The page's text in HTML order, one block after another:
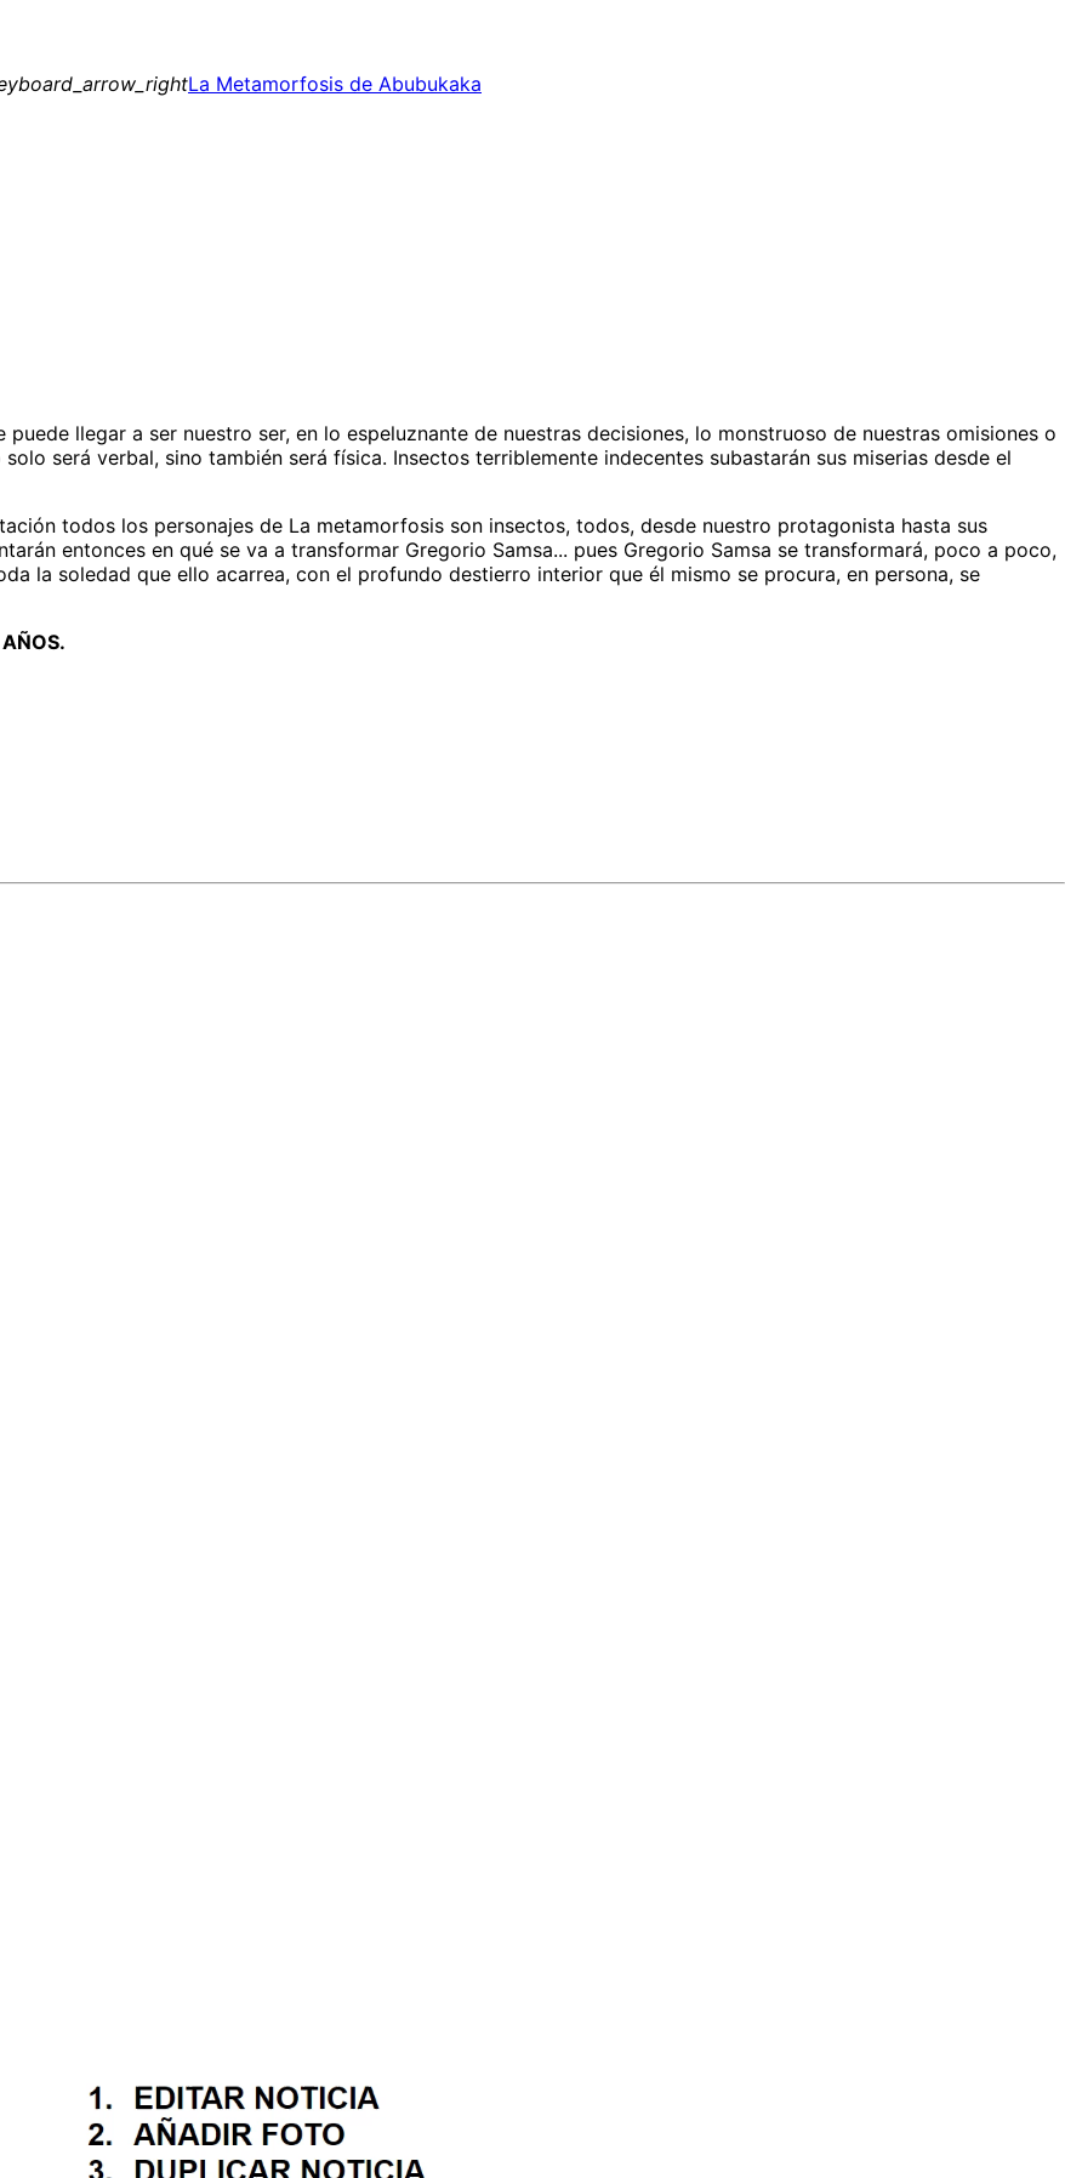
La Metamorfosis de Abubukaka
puede llegar a ser nuestro ser, en lo espeluznante de nuestras decisiones, lo monstruoso de nuestras omisiones o
será verbal, sino también será física. Insectos terriblemente indecentes subastarán sus miserias desde el
todos los personajes de La metamorfosis son insectos, todos, desde nuestro protagonista hasta sus
entonces en qué se va a transformar Gregorio Samsa... pues Gregorio Samsa se transformará, poco a poco,
la soledad que ello acarrea, con el profundo destierro interior que él mismo se procura, en persona, se